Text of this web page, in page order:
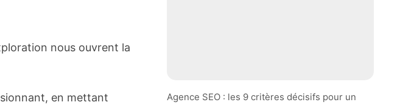
nous ouvrent la
en mettant
Agence SEO : les 9 critères décisifs pour un